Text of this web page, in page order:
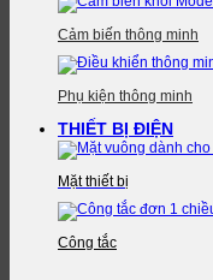
Cảm biến thông minh
Phụ kiện thông minh
THIẾT BỊ ĐIỆN
Mặt thiết bị
Công tắc